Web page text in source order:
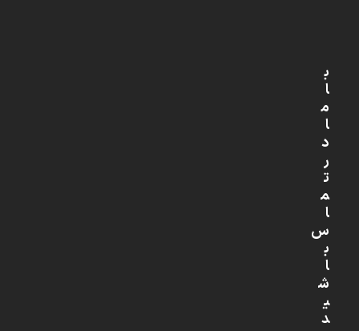
ب
ا
م
ا
د
ر
ت
م
ا
س
ب
ا
ش
ی
د